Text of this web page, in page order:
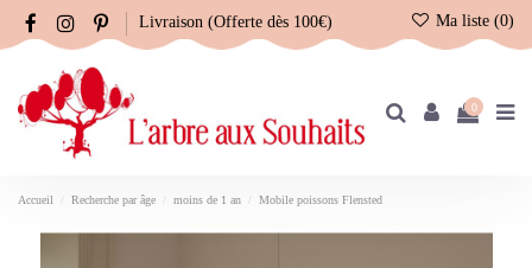
Livraison (Offerte dès 100€) Ma liste (0)
0
Accueil Recherche par âge moins de 1 an Mobile poissons Flensted